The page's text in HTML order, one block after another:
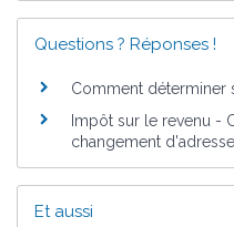
Questions ? Réponses !
Comment déterminer
Impôt sur le revenu -
changement
Et aussi